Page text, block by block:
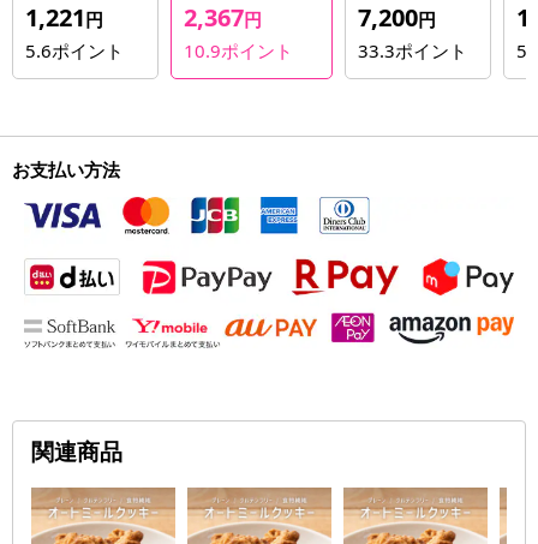
1,221円
5.6ポイント
2,367円
10.9ポイント
7,200円
33.3ポイント
お支払い方法
関連商品